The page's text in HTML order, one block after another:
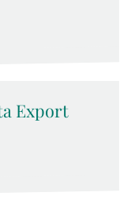
Export